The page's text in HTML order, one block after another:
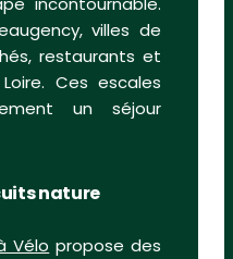
villes de
restaurants et
Ces escales
un séjour
nature
Vélo propose des